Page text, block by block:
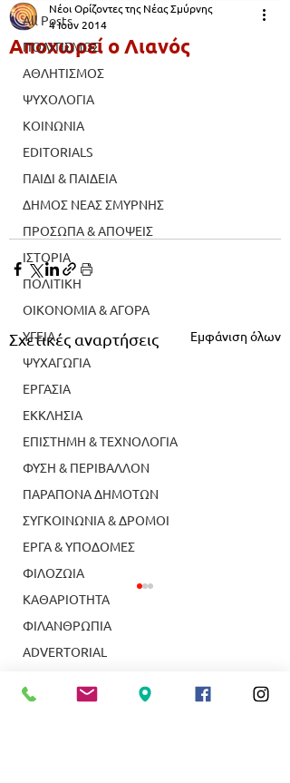
All Posts
ΠΟΛΙΤΙΣΜΟΣ
ΑΘΛΗΤΙΣΜΟΣ
ΨΥΧΟΛΟΓΙΑ
ΚΟΙΝΩΝΙΑ
EDITORIALS
ΠΑΙΔΙ & ΠΑΙΔΕΙΑ
ΔΗΜΟΣ ΝΕΑΣ ΣΜΥΡΝΗΣ
ΠΡΟΣΩΠΑ & ΑΠΟΨΕΙΣ
ΙΣΤΟΡΙΑ
ΠΟΛΙΤΙΚΗ
ΟΙΚΟΝΟΜΙΑ & ΑΓΟΡΑ
ΥΓΕΙΑ
ΨΥΧΑΓΩΓΙΑ
ΕΡΓΑΣΙΑ
ΕΚΚΛΗΣΙΑ
ΕΠΙΣΤΗΜΗ & ΤΕΧΝΟΛΟΓΙΑ
ΦΥΣΗ & ΠΕΡΙΒΑΛΛΟΝ
ΠΑΡΑΠΟΝΑ ΔΗΜΟΤΩΝ
ΣΥΓΚΟΙΝΩΝΙΑ & ΔΡΟΜΟΙ
ΕΡΓΑ & ΥΠΟΔΟΜΕΣ
ΦΙΛΟΖΩΙΑ
ΚΑΘΑΡΙΟΤΗΤΑ
ΦΙΛΑΝΘΡΩΠΙΑ
ADVERTORIAL
ΤΟΠΙΚΑ ΝΕΑ
Αποχωρεί ο Λιανός
Νέοι Ορίζοντες της Νέας Σμύρνης
4 Ιουν 2014
Σχετικές αναρτήσεις Εμφάνιση όλων